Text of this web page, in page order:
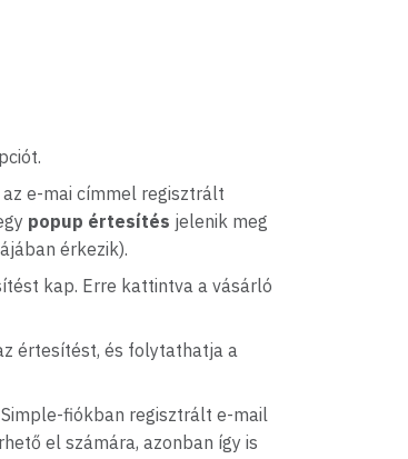
e-mai címmel regisztrált
popup értesítés jelenik meg
érkezik).
kap. Erre kattintva a vásárló
értesítést, és folytathatja a
fiókban regisztrált e-mail
el számára, azonban így is